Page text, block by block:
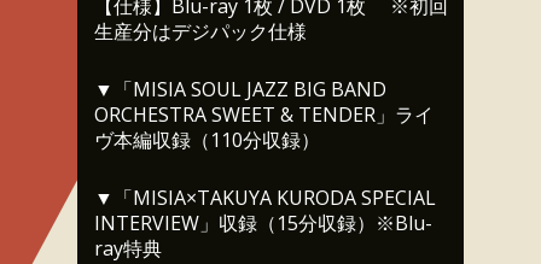
【仕様】Blu-ray 1枚 / DVD 1枚 ※初回
生産分はデジパック仕様
▼「MISIA SOUL JAZZ BIG BAND
ORCHESTRA SWEET & TENDER」ライ
ヴ本編収録（110分収録）
▼「MISIA×TAKUYA KURODA SPECIAL
INTERVIEW」収録（15分収録）※Blu-
ray特典